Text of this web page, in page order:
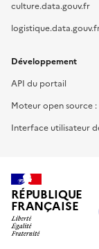
culture.data.gouv.fr
Développement
API du portail
Moteur open source :
Interface utilisateur
RÉPUBLIQUE
FRANÇAISE